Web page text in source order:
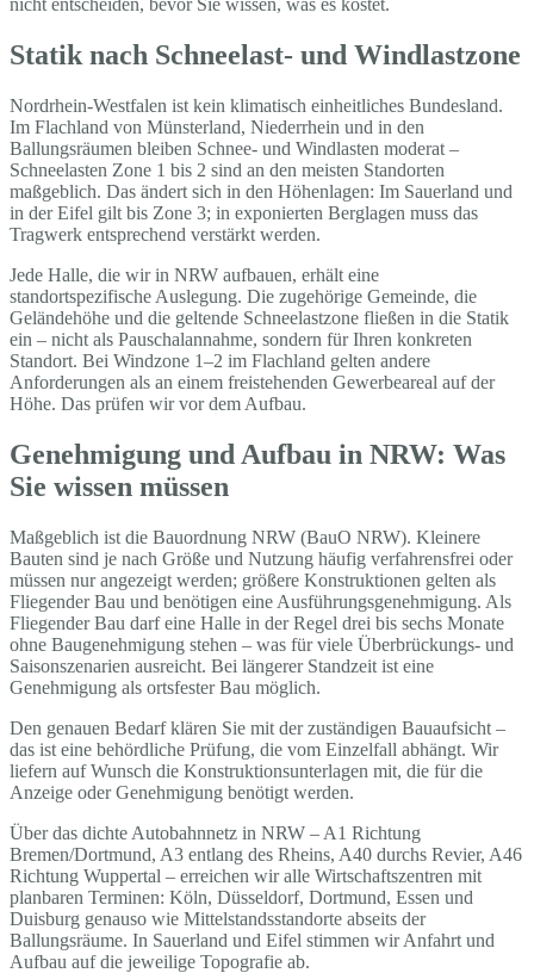
nicht entscheiden, bevor Sie wissen, was es kostet.
Statik nach Schneelast- und Windlastzone
Nordrhein-Westfalen ist kein klimatisch einheitliches Bundesland.
Im Flachland von Münsterland, Niederrhein und in den
Ballungsräumen bleiben Schnee- und Windlasten moderat –
Schneelasten Zone 1 bis 2 sind an den meisten Standorten
maßgeblich. Das ändert sich in den Höhenlagen: Im Sauerland und
in der Eifel gilt bis Zone 3; in exponierten Berglagen muss das
Tragwerk entsprechend verstärkt werden.
Jede Halle, die wir in NRW aufbauen, erhält eine
standortspezifische Auslegung. Die zugehörige Gemeinde, die
Geländehöhe und die geltende Schneelastzone fließen in die Statik
ein – nicht als Pauschalannahme, sondern für Ihren konkreten
Standort. Bei Windzone 1–2 im Flachland gelten andere
Anforderungen als an einem freistehenden Gewerbeareal auf der
Höhe. Das prüfen wir vor dem Aufbau.
Genehmigung und Aufbau in NRW: Was
Sie wissen müssen
Maßgeblich ist die Bauordnung NRW (BauO NRW). Kleinere
Bauten sind je nach Größe und Nutzung häufig verfahrensfrei oder
müssen nur angezeigt werden; größere Konstruktionen gelten als
Fliegender Bau und benötigen eine Ausführungsgenehmigung. Als
Fliegender Bau darf eine Halle in der Regel drei bis sechs Monate
ohne Baugenehmigung stehen – was für viele Überbrückungs- und
Saisonszenarien ausreicht. Bei längerer Standzeit ist eine
Genehmigung als ortsfester Bau möglich.
Den genauen Bedarf klären Sie mit der zuständigen Bauaufsicht –
das ist eine behördliche Prüfung, die vom Einzelfall abhängt. Wir
liefern auf Wunsch die Konstruktionsunterlagen mit, die für die
Anzeige oder Genehmigung benötigt werden.
Über das dichte Autobahnnetz in NRW – A1 Richtung
Bremen/Dortmund, A3 entlang des Rheins, A40 durchs Revier, A46
Richtung Wuppertal – erreichen wir alle Wirtschaftszentren mit
planbaren Terminen: Köln, Düsseldorf, Dortmund, Essen und
Duisburg genauso wie Mittelstandsstandorte abseits der
Ballungsräume. In Sauerland und Eifel stimmen wir Anfahrt und
Aufbau auf die jeweilige Topografie ab.